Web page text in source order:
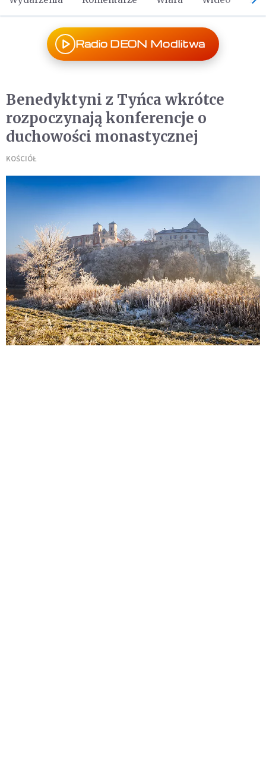
Radio DEON Modlitwa
Benedyktyni z Tyńca wkrótce
rozpoczynają konferencje o
duchowości monastycznej
KOŚCIÓŁ